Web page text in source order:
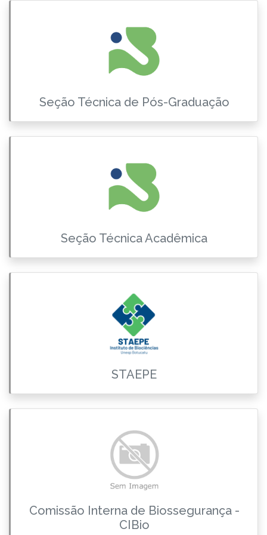
Seção Técnica de Pós-Graduação
Seção Técnica Acadêmica
STAEPE
Comissão Interna de Biossegurança -
CIBio